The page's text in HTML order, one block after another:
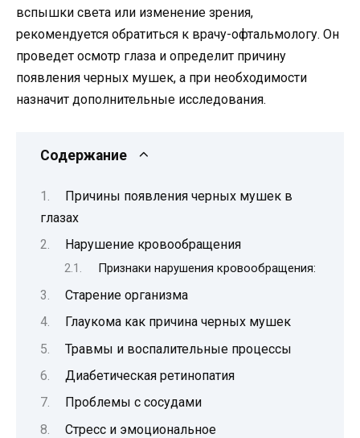
вспышки света или изменение зрения,
рекомендуется обратиться к врачу-офтальмологу. Он
проведет осмотр глаза и определит причину
появления черных мушек, а при необходимости
назначит дополнительные исследования.
Содержание
Причины появления черных мушек в
глазах
Нарушение кровообращения
Признаки нарушения кровообращения:
Старение организма
Глаукома как причина черных мушек
Травмы и воспалительные процессы
Диабетическая ретинопатия
Проблемы с сосудами
Стресс и эмоциональное